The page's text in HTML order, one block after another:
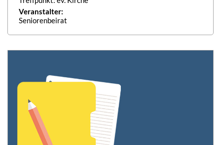
Veranstalter:
Seniorenbeirat